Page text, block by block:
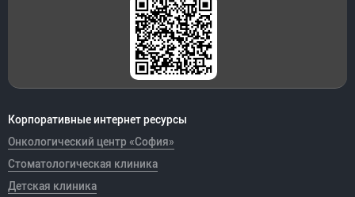
Корпоративные интернет ресурсы
Онкологический центр «София»
Стоматологическая клиника
Детская клиника